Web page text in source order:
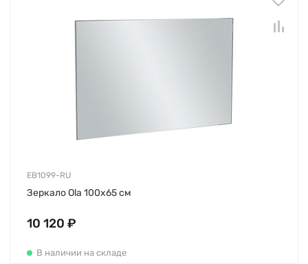
EB1099-RU
Зеркало Ola 100х65 см
10 120 ₽
В наличии на складе